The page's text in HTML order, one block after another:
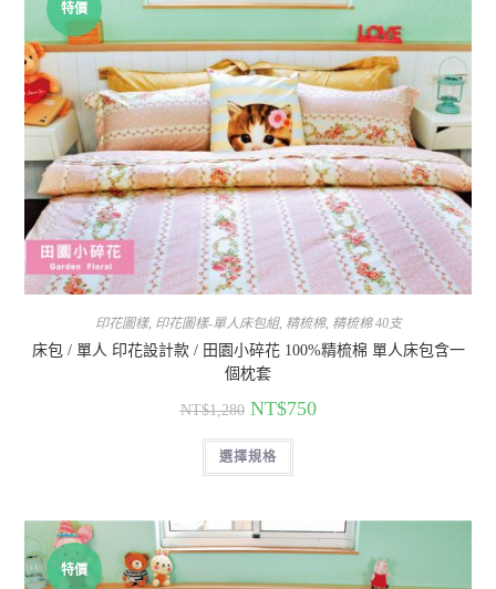
特價
印花圖樣, 印花圖樣-單人床包組, 精梳棉, 精梳棉 40支
床包 / 單人 印花設計款 / 田園小碎花 100%精梳棉 單人床包含一
個枕套
NT$1,280 NT$750
選擇規格
特價